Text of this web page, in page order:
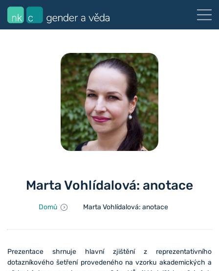
Marta Vohlídalová: anotace
Domů Marta Vohlídalová: anotace
Prezentace shrnuje hlavní zjištění z reprezentativního
dotazníkového šetření provedeného na vzorku akademických a